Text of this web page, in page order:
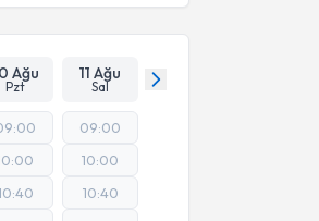
Gönder
Ağu
Pzt
11 Ağu
Sal
09:00
10:00
10:40